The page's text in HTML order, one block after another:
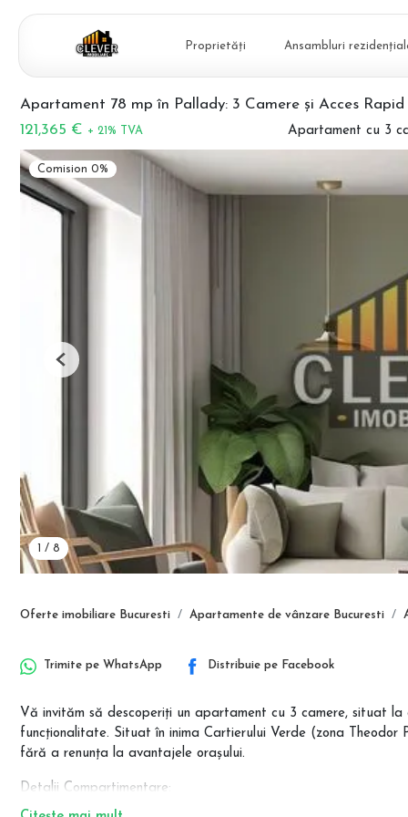
Proprietăți Ansambluri
Apartament 78 mp în Pallady: 3 Camere și Acces
121,365 € + 21% TVA Apartament cu 3
Comision 0%
/ 8
Previous
Oferte imobiliare Bucuresti Apartamente de vânzare Bucuresti
Trimite pe WhatsApp Distribuie pe Facebook
Vă invităm să descoperiți un apartament cu 3 camere, situat
funcționalitate. Situat în inima Cartierului Verde (zona
fără a renunța la avantajele orașului.
Detalii Compartimentare:
Suprafață Utilă Totală: 78.14 mp (include balcon)